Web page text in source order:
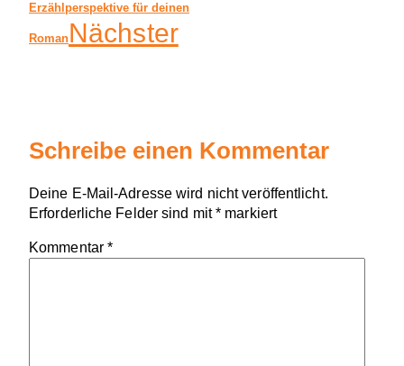
Erzählperspektive für deinen
RomanNächster
Schreibe einen Kommentar
Deine E-Mail-Adresse wird nicht veröffentlicht.
Erforderliche Felder sind mit* markiert
Kommentar *